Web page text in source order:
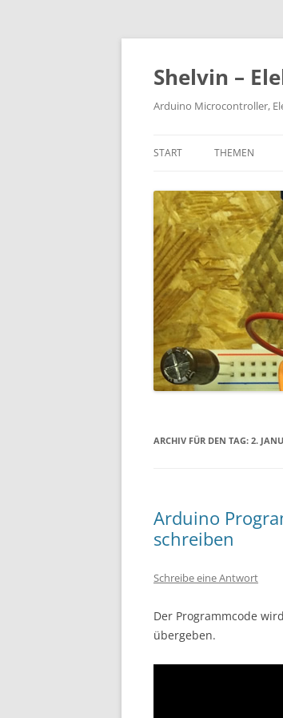
Zum
springen
Shelvin –
Arduino Microcontroller,
START THEMEN
ARCHIV FÜR DEN TAG: 2.
Arduino
schreiben
Schreibe eine Antwort
Der Programmcode
übergeben.